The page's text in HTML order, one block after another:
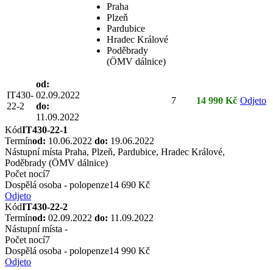
Praha
Plzeň
Pardubice
Hradec Králové
Poděbrady
(ÖMV dálnice)
IT430-
22-2
od:
02.09.2022
do:
11.09.2022
7 14 990 Kč Odjeto
KódIT430-22-1
Termínod: 10.06.2022 do: 19.06.2022
Nástupní místa Praha, Plzeň, Pardubice, Hradec Králové,
Poděbrady (ÖMV dálnice)
Počet nocí7
Dospělá osoba - polopenze14 690 Kč
Odjeto
KódIT430-22-2
Termínod: 02.09.2022 do: 11.09.2022
Nástupní místa -
Počet nocí7
Dospělá osoba - polopenze14 990 Kč
Odjeto